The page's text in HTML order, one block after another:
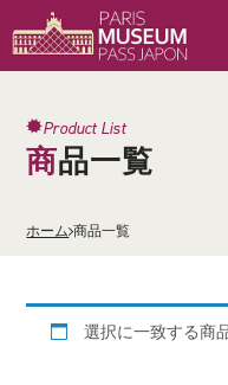
Product List
商品一覧
ホーム 商品一覧
選択に一致する商